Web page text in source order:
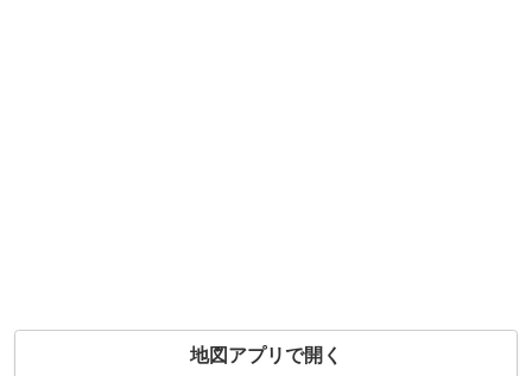
地図アプリで開く